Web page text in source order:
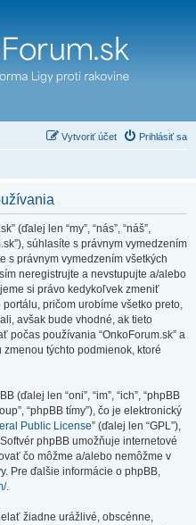
Prihlásiť sa
Vytvoriť účet
(ďalej len “my”, “nás”, “náš”,
súhlasíte s právnym vymedzením
s právnym vymedzením všetkých
neregistrujte a nevstupujte a/alebo
si právo kedykoľvek zmeniť
pričom urobíme všetko preto,
avšak bude vhodné, ak tieto
počas používania “OnkoForum.sk” a
týchto podmienok, ktoré
(ďalej len “oni”, “im”, “ich”, “phpBB
“phpBB tímy”), čo je elektronický
Public License” (ďalej len “GPL”),
phpBB umožňuje internetové
čo môžme a/alebo nemôžme v
Pre ďalšie informácie o phpBB,
.
žiadne urážlivé, obscénne,